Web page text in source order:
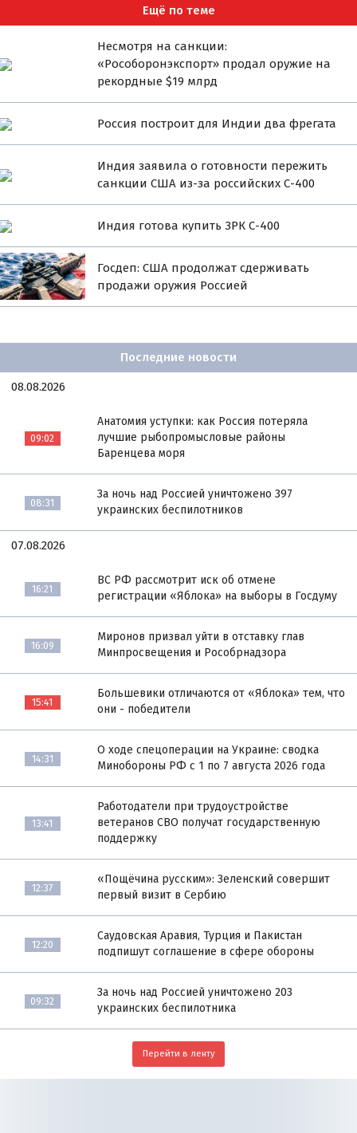
Ещё по теме
Несмотря на санкции:
«Рособоронэкспорт» продал оружие на
рекордные $19 млрд
Россия построит для Индии два фрегата
Индия заявила о готовности пережить
санкции США из-за российских С-400
Индия готова купить ЗРК С-400
Госдеп: США продолжат сдерживать
продажи оружия Россией
Последние новости
08.08.2026
09:02
Анатомия уступки: как Россия потеряла
лучшие рыбопромысловые районы
Баренцева моря
08:31
За ночь над Россией уничтожено 397
украинских беспилотников
07.08.2026
16:21
ВС РФ рассмотрит иск об отмене
регистрации «Яблока» на выборы в Госдуму
16:09
Миронов призвал уйти в отставку глав
Минпросвещения и Рособрнадзора
15:41
Большевики отличаются от «Яблока» тем, что
они - победители
14:31
О ходе спецоперации на Украине: сводка
Минобороны РФ с 1 по 7 августа 2026 года
13:41
Работодатели при трудоустройстве
ветеранов СВО получат государственную
поддержку
12:37
«Пощёчина русским»: Зеленский совершит
первый визит в Сербию
12:20
Саудовская Аравия, Турция и Пакистан
подпишут соглашение в сфере обороны
09:32
За ночь над Россией уничтожено 203
украинских беспилотника
Перейти в ленту